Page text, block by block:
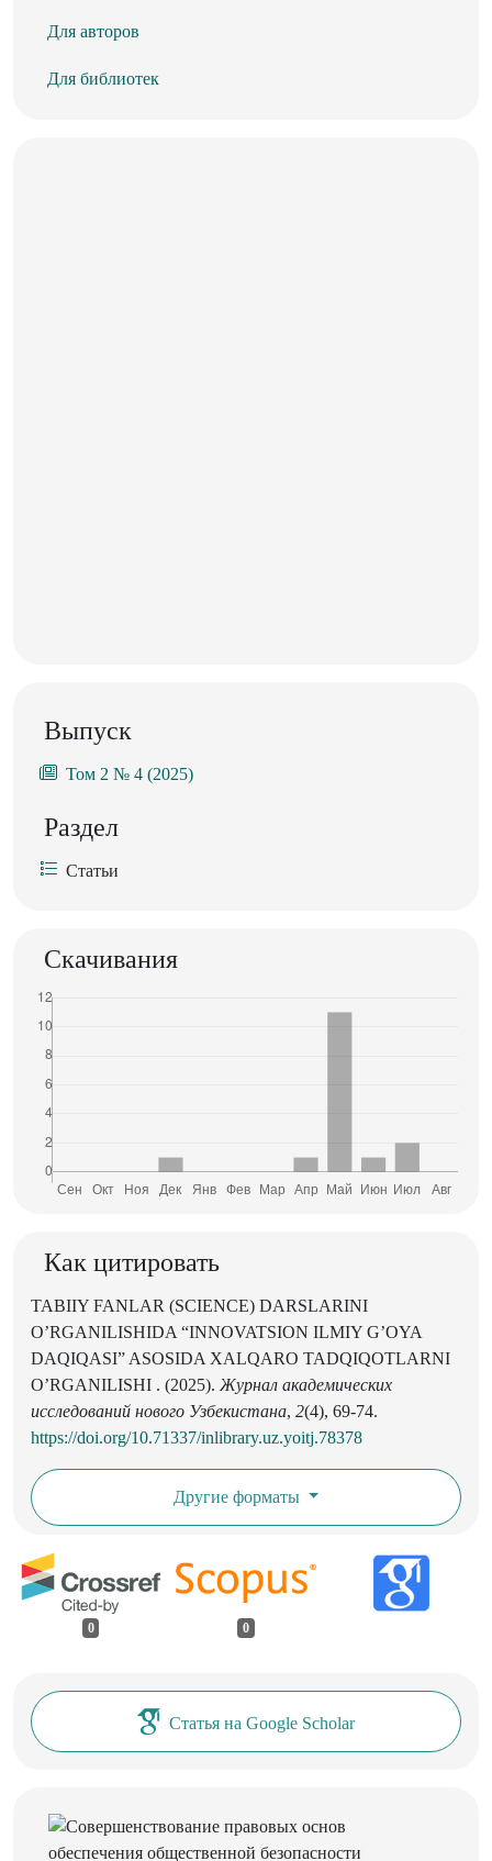
Для авторов
Для библиотек
Выпуск
Том 2 № 4 (2025)
Раздел
Статьи
Скачивания
Как цитировать
TABIIY FANLAR (SCIENCE) DARSLARINI
O’RGANILISHIDA “INNOVATSION ILMIY G’OYA
DAQIQASI” ASOSIDA XALQARO TADQIQOTLARNI
O’RGANILISHI . (2025). Журнал академических
исследований нового Узбекистана, 2(4), 69-74.
https://doi.org/10.71337/inlibrary.uz.yoitj.78378
Другие форматы
0 0
Статья на Google Scholar